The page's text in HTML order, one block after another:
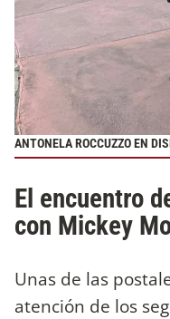
ANTONELA ROCCUZZO EN
El encuentro
con Mickey
Unas de las
atención de los